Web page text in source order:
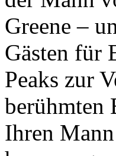
Greene –
Gästen für
Peaks zur
berühmten
Ihren